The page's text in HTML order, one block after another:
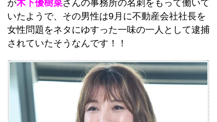
が木下優樹菜さんの事務所の名刺をもって働いて
いたようで、その男性は9月に不動産会社社長を
女性問題をネタにゆすった一味の一人として逮捕
されていたそうなんです！！